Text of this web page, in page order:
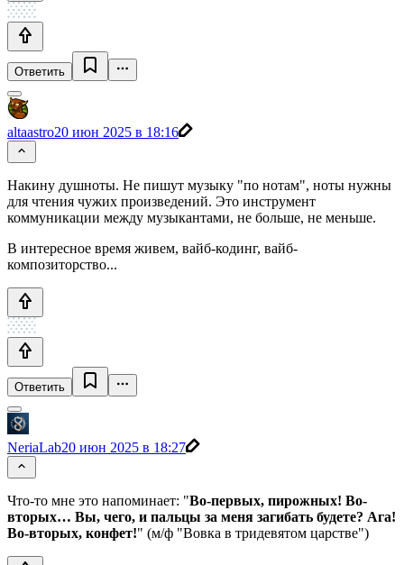
Ответить
altaastro20 июн 2025 в 18:16
Накину душноты. Не пишут музыку "по нотам", ноты нужны
для чтения чужих произведений. Это инструмент
коммуникации между музыкантами, не больше, не меньше.
В интересное время живем, вайб-кодинг, вайб-
композиторство...
Ответить
NeriaLab20 июн 2025 в 18:27
Что-то мне это напоминает: "Во-первых, пирожных! Во-
вторых… Вы, чего, и пальцы за меня загибать будете? Ага!
Во-вторых, конфет!" (м/ф "Вовка в тридевятом царстве")